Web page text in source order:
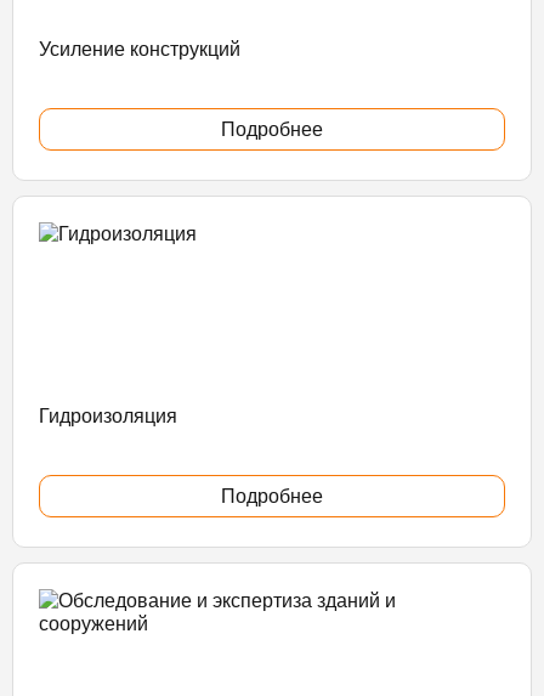
Усиление конструкций
Подробнее
Гидроизоляция
Подробнее